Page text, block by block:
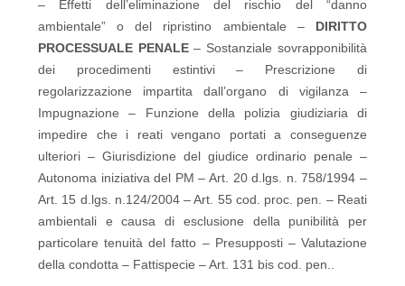
– Effetti dell’eliminazione del rischio del “danno
ambientale” o del ripristino ambientale –DIRITTO
PROCESSUALE PENALE– Sostanziale sovrapponibilità
dei procedimenti estintivi – Prescrizione di
regolarizzazione impartita dall’organo di vigilanza –
Impugnazione – Funzione della polizia giudiziaria di
impedire che i reati vengano portati a conseguenze
ulteriori – Giurisdizione del giudice ordinario penale –
Autonoma iniziativa del PM – Art. 20 d.lgs. n. 758/1994 –
Art. 15 d.lgs. n.124/2004 – Art. 55 cod. proc. pen. – Reati
ambientali e causa di esclusione della punibilità per
particolare tenuità del fatto – Presupposti – Valutazione
della condotta – Fattispecie – Art. 131 bis cod. pen..